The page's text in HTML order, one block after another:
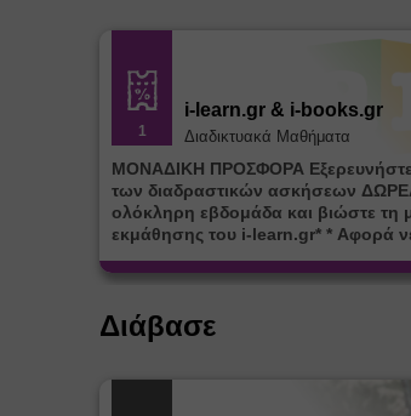
1
i-learn.gr & i-books.gr
Διαδικτυακά Μαθήματα
ΜΟΝΑΔΙΚΗ ΠΡΟΣΦΟΡΑ
των διαδραστικών ασκήσεων
ολόκληρη εβδομάδα και βιώστε τη
εκμάθησης του i-learn.gr* * Αφορά
Διάβασε